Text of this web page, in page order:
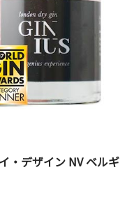
・デザイン NV ベルギ